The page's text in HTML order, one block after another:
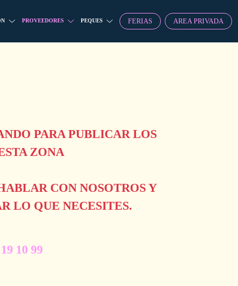
PROVEEDORES PEQUES FERIAS AREA PRIVADA
PARA PUBLICAR LOS
ZONA
CON NOSOTROS Y
LO QUE NECESITES.
10 99